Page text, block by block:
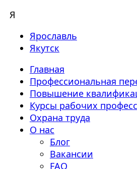
Я
Ярославль
Якутск
Главная
Профессиональная
Повышение
Курсы рабочих
Охрана труда
О нас
Блог
Вакансии
FAQ